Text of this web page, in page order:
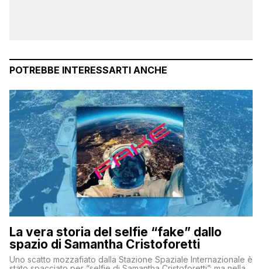
POTREBBE INTERESSARTI ANCHE
La vera storia del selfie “fake” dallo
spazio di Samantha Cristoforetti
Uno scatto mozzafiato dalla Stazione Spaziale Internazionale è